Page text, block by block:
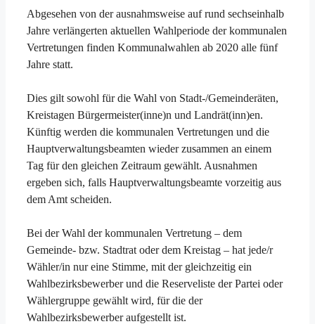
Abgesehen von der ausnahmsweise auf rund sechseinhalb
Jahre verlängerten aktuellen Wahlperiode der kommunalen
Vertretungen finden Kommunalwahlen ab 2020 alle fünf
Jahre statt.
Dies gilt sowohl für die Wahl von Stadt-/Gemeinderäten,
Kreistagen Bürgermeister(inne)n und Landrät(inn)en.
Künftig werden die kommunalen Vertretungen und die
Hauptverwaltungsbeamten wieder zusammen an einem
Tag für den gleichen Zeitraum gewählt. Ausnahmen
ergeben sich, falls Hauptverwaltungsbeamte vorzeitig aus
dem Amt scheiden.
Bei der Wahl der kommunalen Vertretung – dem
Gemeinde- bzw. Stadtrat oder dem Kreistag – hat jede/r
Wähler/in nur eine Stimme, mit der gleichzeitig ein
Wahlbezirksbewerber und die Reserveliste der Partei oder
Wählergruppe gewählt wird, für die der
Wahlbezirksbewerber aufgestellt ist.